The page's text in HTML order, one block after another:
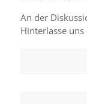
An der
Hinterlasse